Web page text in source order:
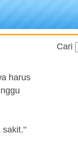
harus
sakit."
Cari